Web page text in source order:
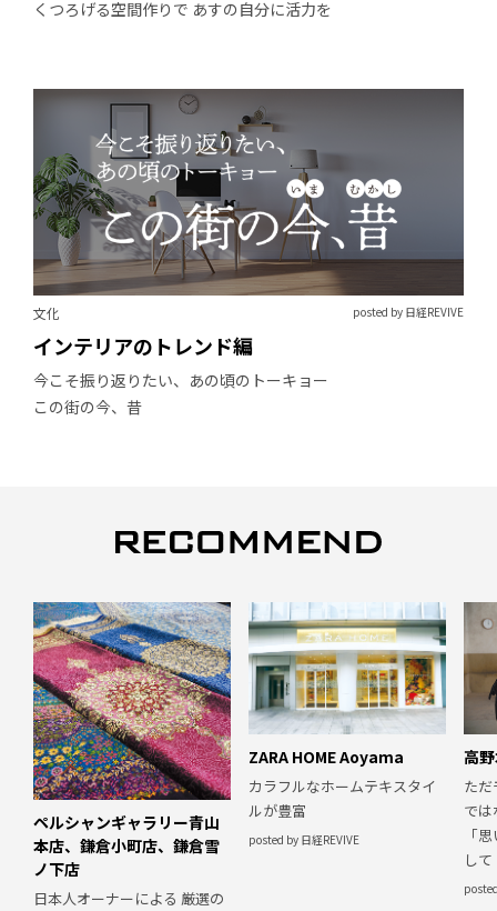
くつろげる空間作りで あすの自分に活力を
文化 posted by 日経REVIVE
インテリアのトレンド編
今こそ振り返りたい、あの頃のトーキョー
この街の今、昔
ペルシャンギャラリー青山
本店、鎌倉小町店、鎌倉雪
ノ下店
日本人オーナーによる 厳選の
ZARA HOME Aoyama
カラフルなホームテキスタイ
ルが豊富
posted by 日経REVIVE
高
た
では
「
して